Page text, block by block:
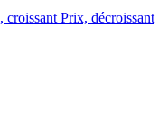
croissantPrix, décroissant